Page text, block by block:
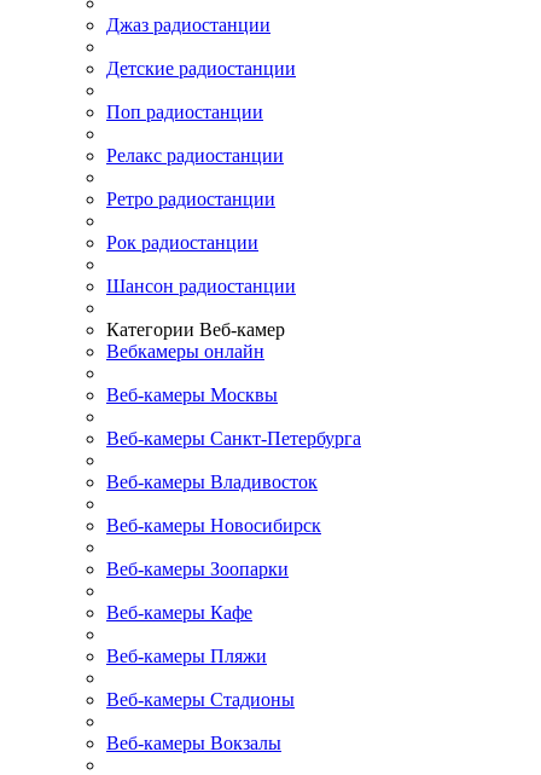
Джаз радиостанции
Детские радиостанции
Поп радиостанции
Релакс радиостанции
Ретро радиостанции
Рок радиостанции
Шансон радиостанции
Категории Веб-камер
Вебкамеры онлайн
Веб-камеры Москвы
Веб-камеры Санкт-Петербурга
Веб-камеры Владивосток
Веб-камеры Новосибирск
Веб-камеры Зоопарки
Веб-камеры Кафе
Веб-камеры Пляжи
Веб-камеры Стадионы
Веб-камеры Вокзалы